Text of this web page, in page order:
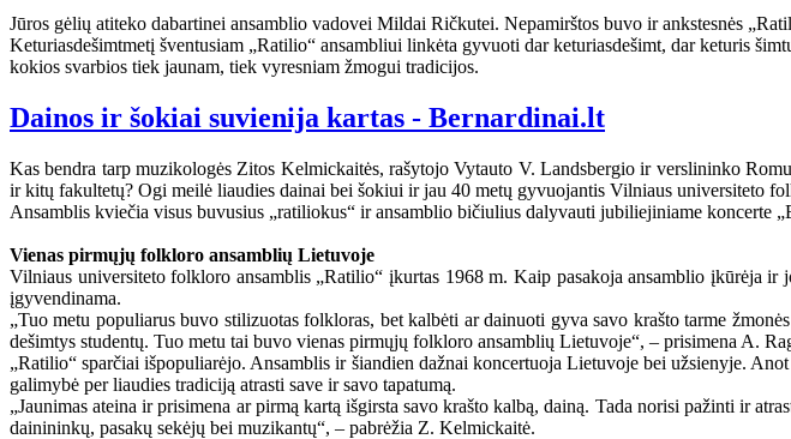
Jūros gėlių atiteko dabartinei ansamblio vadovei Mildai Ričkutei. Nepamirštos buvo ir ankstesnės
Keturiasdešimtmetį šventusiam „Ratilio“ ansambliui linkėta gyvuoti dar keturiasdešimt, dar keturis
kokios svarbios tiek jaunam, tiek vyresniam žmogui tradicijos.
Dainos ir šokiai suvienija kartas - Bernardinai.lt
Kas bendra tarp muzikologės Zitos Kelmickaitės, rašytojo Vytauto V. Landsbergio ir verslininko
ir kitų fakultetų? Ogi meilė liaudies dainai bei šokiui ir jau 40 metų gyvuojantis Vilniaus universiteto
Ansamblis kviečia visus buvusius „ratiliokus“ ir ansamblio bičiulius dalyvauti jubiliejiniame
Vienas pirmųjų folkloro ansamblių Lietuvoje
Vilniaus universiteto folkloro ansamblis „Ratilio“ įkurtas 1968 m. Kaip pasakoja ansamblio įkūrėja
įgyvendinama.
„Tuo metu populiarus buvo stilizuotas folkloras, bet kalbėti ar dainuoti gyva savo krašto tarme
dešimtys studentų. Tuo metu tai buvo vienas pirmųjų folkloro ansamblių Lietuvoje“, – prisimena A.
„Ratilio“ sparčiai išpopuliarėjo. Ansamblis ir šiandien dažnai koncertuoja Lietuvoje bei užsienyje.
galimybė per liaudies tradiciją atrasti save ir savo tapatumą.
„Jaunimas ateina ir prisimena ar pirmą kartą išgirsta savo krašto kalbą, dainą. Tada norisi pažinti ir
dainininkų, pasakų sekėjų bei muzikantų“, – pabrėžia Z. Kelmickaitė.